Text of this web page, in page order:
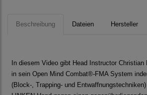
Beschreibung Dateien Hersteller
In diesem Video gibt Head Instructor Christian
in sein Open Mind Combat®-FMA System
(Block-, Trapping- und